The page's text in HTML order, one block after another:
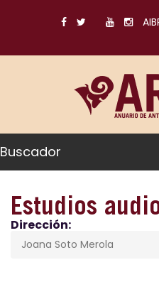
Buscador
Estudios
Dirección:
Joana Soto Merola